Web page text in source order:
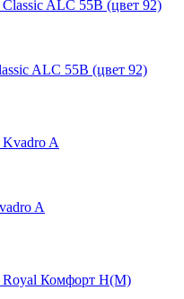
ALC 55В (цвет 92)
A